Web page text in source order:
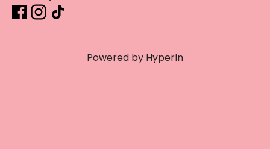
Powered by HyperIn